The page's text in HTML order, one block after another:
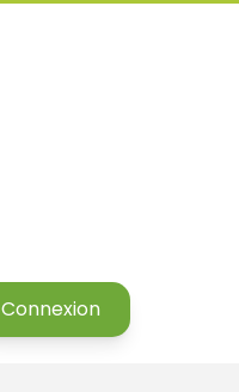
Connexion